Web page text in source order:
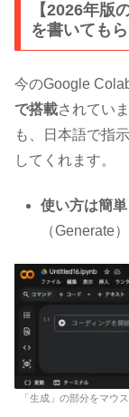
【2026年版
を書いてもら
今のGoogle
で搭載されてい
も、日本語で指
してくれます。
使い方は簡単
（Generate
「生成」の部分をマウ